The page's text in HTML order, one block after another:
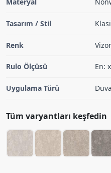
Tasarım / Stil
Renk
Rulo Ölçüsü En:
Uygulama Türü
Tüm varyantları keşfedin